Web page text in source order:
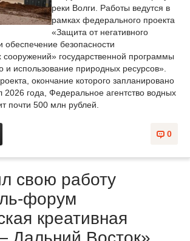
реки Волги. Работы ведутся в
рамках федерального проекта
«Защита от негативного
обеспечение безопасности
сооружений» государственной программы
и использование природных ресурсов».
окончание которого запланировано
2026 года, Федеральное агентство водных
почти 500 млн рублей.
0
свою работу
форум
креативная